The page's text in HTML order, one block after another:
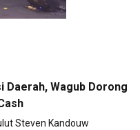
Daerah, Wagub Dorong
Steven Kandouw